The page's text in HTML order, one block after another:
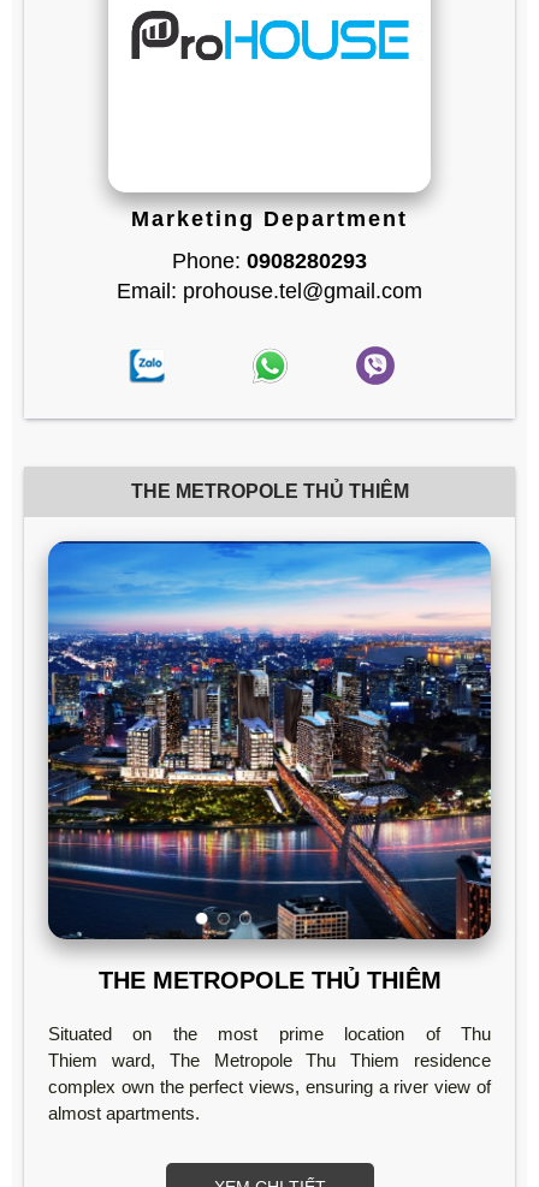
Marketing Department
Phone: 0908280293
Email: prohouse.tel@gmail.com
THE METROPOLE THỦ THIÊM
THE METROPOLE THỦ THIÊM
Situated on the most prime location of Thu
Thiem ward, The Metropole Thu Thiem residence
complex own the perfect views, ensuring a river view of
almost apartments.